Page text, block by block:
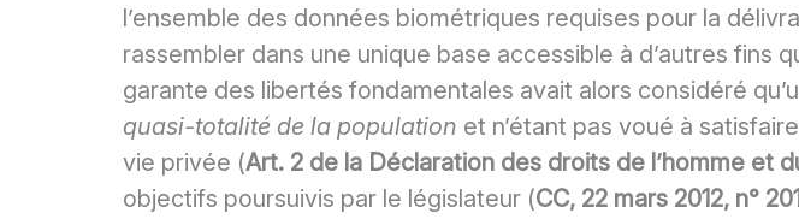
l’ensemble des données biométriques requises pour la
rassembler dans une unique base accessible à d’autres fins
garante des libertés fondamentales avait alors considéré
quasi-totalité de la population et n’étant pas voué à
vie privée (Art. 2 de la Déclaration des droits de l’homme et
objectifs poursuivis par le législateur (CC, 22 mars 2012, n°